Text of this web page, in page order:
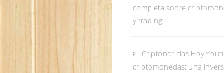
completa sobre
y trading
Criptonoticias Hoy
criptomonedas: una